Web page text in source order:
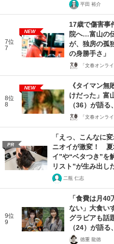
平田 裕介
7位
7
NEW
17歳で傷害事
院へ…富山の
が、独房の孤
の身勝手さ」
「文春オンラ
8位
8
NEW
《タイマン
けだった」富
（36）が語
「文春オンラ
PR
「えっ、こんなに
ニオイが激変！ 夏
イ”や“ベタつき”を
リスト”が生み出し
二瓶 仁志
9位
9
「食費は月
ない」大食い
グラビアも話
（24）が語
徳重 龍徳